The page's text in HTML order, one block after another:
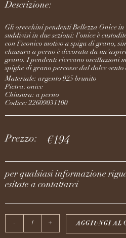
Descrizione:
Gli orecchini pendenti Bellezza Onice in
suddivisi in due sezioni: l’onice è
con l’iconico motivo a spiga di grano,
chiusura a perno è decorata da
grano. I pendenti ricreano oscillazioni
spighe di grano percosse dal dolce vento
Materiale: argento 925 brunito
Pietra: onice
Chiusura: a perno
Codice: 22609031100
Prezzo: €194
per qualsiasi informazione
esitate a contattarci
- + AGGIUNGI AL